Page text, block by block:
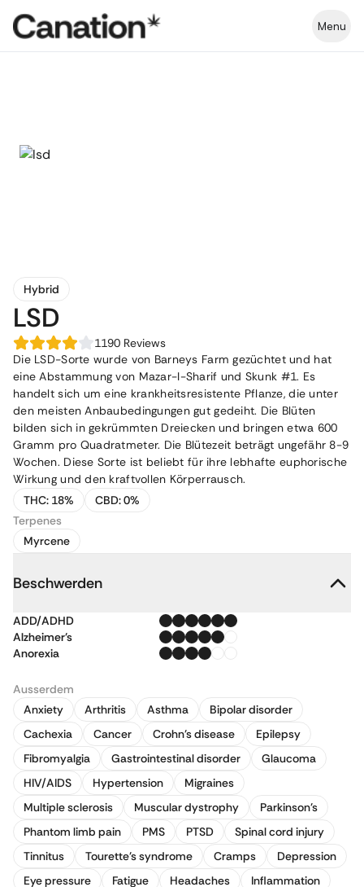
Menu
Hybrid
LSD
1190 Reviews
Die LSD-Sorte wurde von Barneys Farm gezüchtet und hat
eine Abstammung von Mazar-I-Sharif und Skunk #1. Es
handelt sich um eine krankheitsresistente Pflanze, die unter
den meisten Anbaubedingungen gut gedeiht. Die Blüten
bilden sich in gekrümmten Dreiecken und bringen etwa 600
Gramm pro Quadratmeter. Die Blütezeit beträgt ungefähr 8-9
Wochen. Diese Sorte ist beliebt für ihre lebhafte euphorische
Wirkung und den kraftvollen Körperrausch.
THC: 18% CBD:0%
Terpenes
Myrcene
Beschwerden
ADD/ADHD
Alzheimer's
Anorexia
Ausserdem
Anxiety
Arthritis Asthma
Bipolar disorder
Cachexia
Cancer Crohn's disease
Epilepsy
Fibromyalgia
Gastrointestinal disorder
Glaucoma
HIV/AIDS
Hypertension
Migraines
Multiple sclerosis
Muscular dystrophy
Parkinson's
Phantom limb pain
PMS PTSD
Spinal cord injury
Tinnitus
Tourette's syndrome Cramps
Depression
Eye pressure
Fatigue Headaches
Inflammation